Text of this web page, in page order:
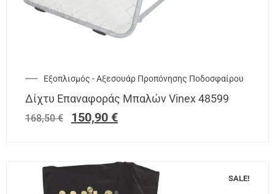
Εξοπλισμός - Αξεσουάρ Προπόνησης Ποδοσφαίρου
Δίχτυ Επαναφοράς Μπαλών Vinex 48599
168,50€ 150,90 €
SALE!